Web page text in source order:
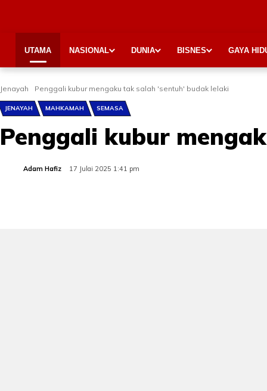
UTAMA NASIONAL DUNIA BISNES GAYA
Jenayah Penggali kubur mengaku tak salah 'sentuh' budak lelaki
JENAYAH MAHKAMAH SEMASA
Penggali kubur
Adam Hafiz 17 Julai 2025 1:41 pm